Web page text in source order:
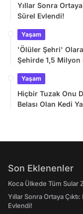
Yıllar Sonra
Sürel Evlendi!
Yaşam
'Ölüler Şehri'
Şehirde 1,5 Milyon
Yaşam
Hiçbir Tuzak Onu
Belası Olan Kedi
Son Eklenenler
Koca Ülkede Tüm Sular
Yıllar Sonra Ortaya
Evlendi!